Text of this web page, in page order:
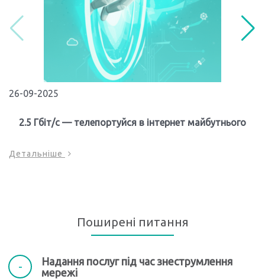
26-09-2025
2.5 Гбіт/с — телепортуйся в інтернет майбутнього
Детальніше
Поширені питання
Надання послуг під час знеструмлення
мережі